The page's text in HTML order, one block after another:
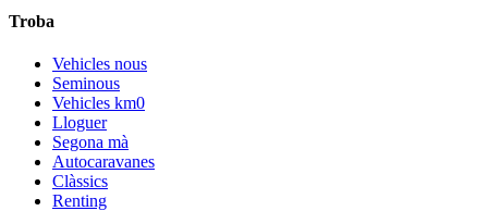
Troba
Vehicles nous
Seminous
Vehicles km0
Lloguer
Segona mà
Autocaravanes
Clàssics
Renting